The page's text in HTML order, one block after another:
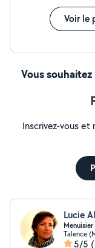
Voir le
Vous
Inscrivez-vous et
Lucie
Talence
5/5